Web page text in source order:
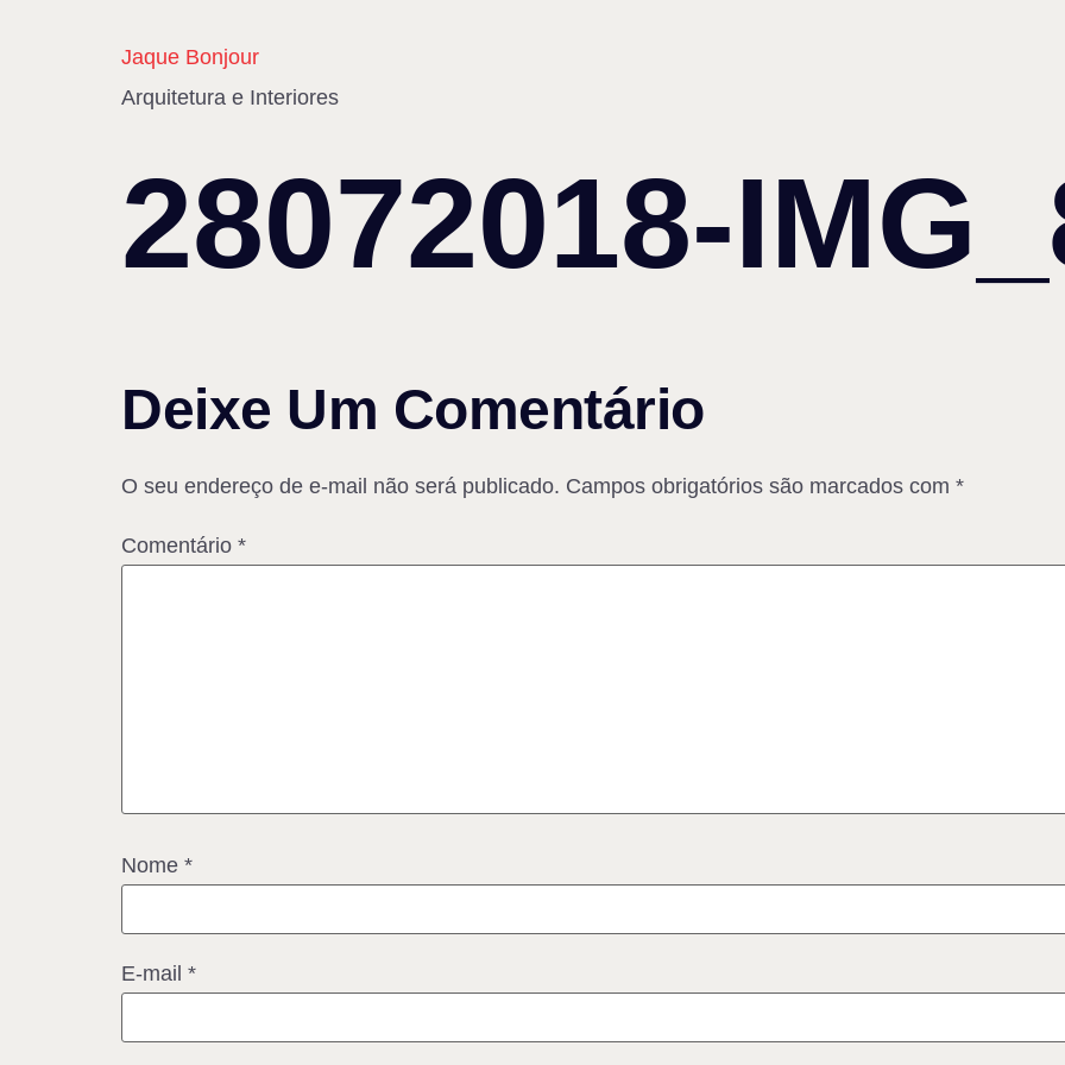
Jaque Bonjour
Arquitetura e Interiores
28072018-
Deixe Um Comentário
O seu endereço de e-mail não será publicado. Campos obrigatórios são marcados com *
Comentário *
Nome *
E-mail *